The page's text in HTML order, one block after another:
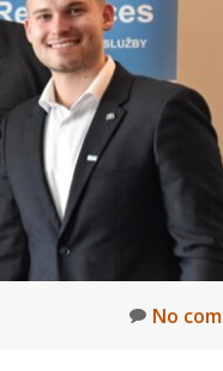
No